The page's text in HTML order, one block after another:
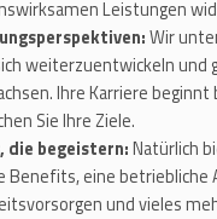
Leistungen
Wir
weiterzuentwickeln und
Ihre Karriere
Sie Ihre Ziele.
die begeistern:Natürlich
Benefits, eine betriebliche
und vieles